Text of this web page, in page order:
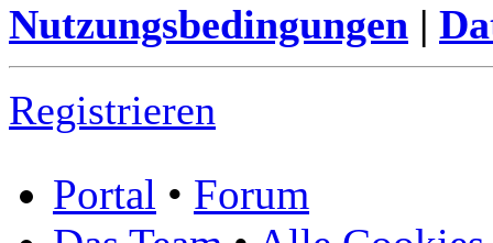
Nutzungsbedingungen |
Registrieren
Portal • Forum